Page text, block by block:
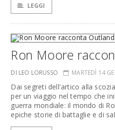
LEGGI
Ron Moore
DI LEO LORUSSO MARTEDÌ 14
Dai segreti dell'artico alla
per un viaggio nel tempo che
guerra mondiale: il mondo di
epiche storie di battaglie e di